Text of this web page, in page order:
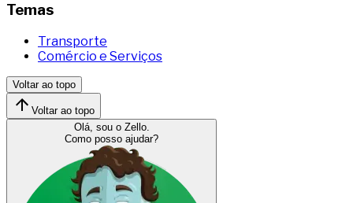
Temas
Transporte
Comércio e Serviços
Voltar ao topo
Voltar ao topo
Olá, sou o Zello.
Como posso ajudar?